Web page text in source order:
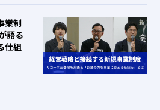
業制
語る
仕組